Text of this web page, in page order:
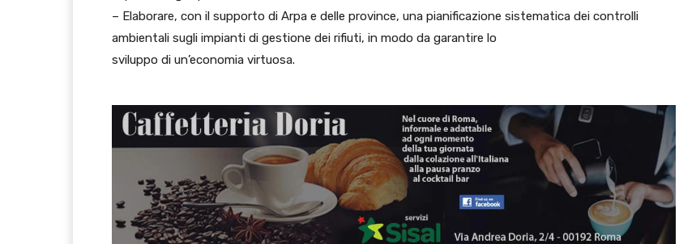
– Elaborare, con il supporto di Arpa e delle province, una pianificazione sistematica dei controlli
ambientali sugli impianti di gestione dei rifiuti, in modo da garantire lo
sviluppo di un’economia virtuosa.